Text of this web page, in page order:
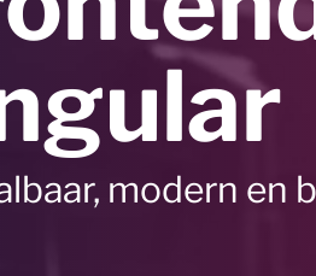
modern en